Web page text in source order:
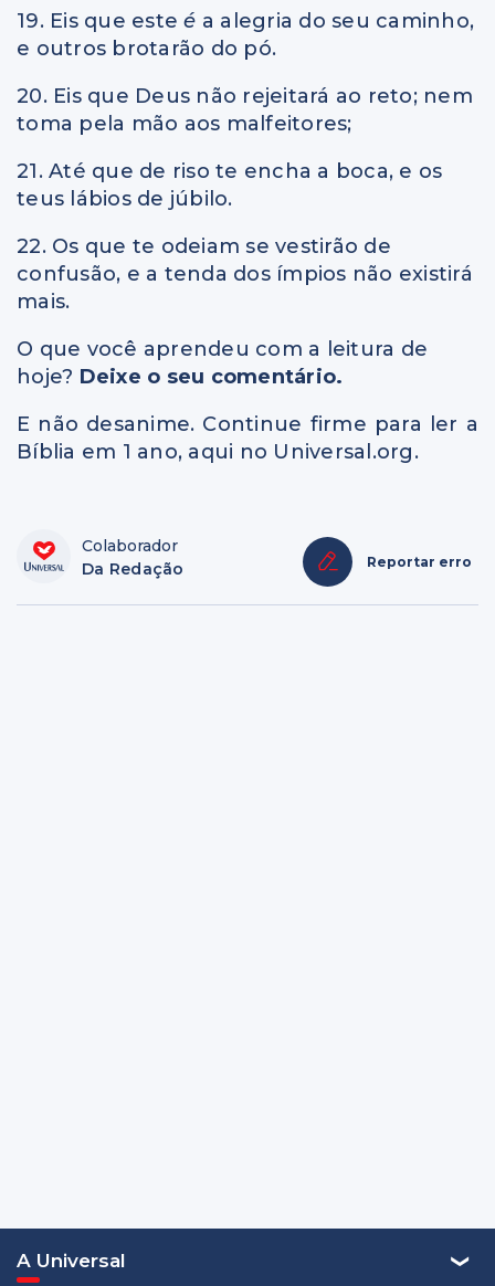
19. Eis que esteé a alegria do seu caminho,
e outros brotarão do pó.
20. Eis que Deus não rejeitará ao reto; nem
toma pela mão aos malfeitores;
21. Até que de riso te encha a boca, e os
teus lábios de júbilo.
22. Os que te odeiam se vestirão de
confusão, e a tenda dos ímpios não existirá
mais.
O que você aprendeu com a leitura de
hoje? Deixe o seu comentário.
E não desanime. Continue firme para ler a
Bíblia em 1 ano, aqui no Universal.org.
Colaborador
Da Redação
Reportar erro
A Universal